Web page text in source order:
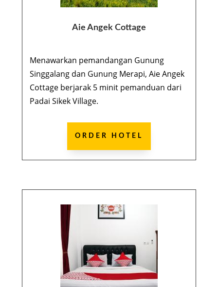
Aie Angek Cottage
Menawarkan pemandangan Gunung
Singgalang dan Gunung Merapi, Aie Angek
Cottage berjarak 5 minit pemanduan dari
Padai Sikek Village.
ORDER HOTEL